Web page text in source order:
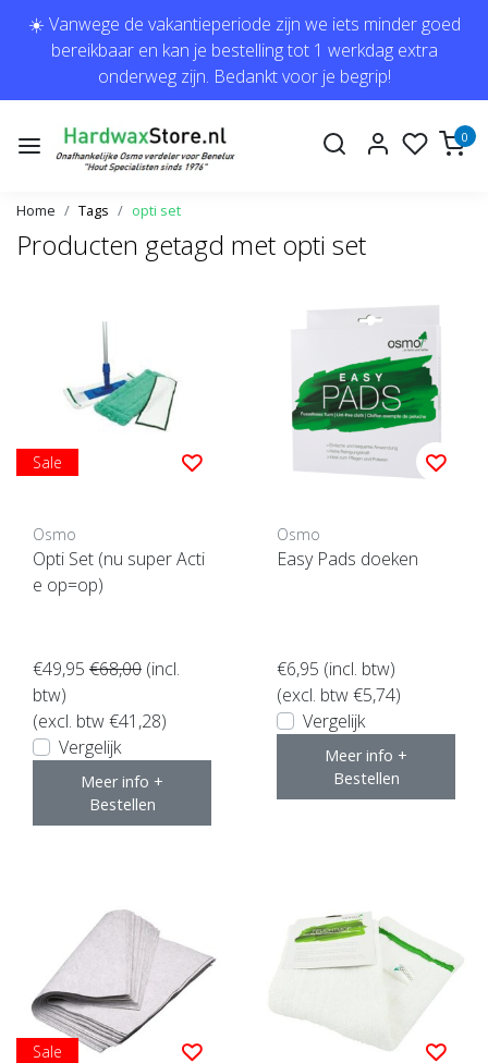
☀️ Vanwege de vakantieperiode zijn we iets minder goed
bereikbaar en kan je bestelling tot 1 werkdag extra
onderweg zijn. Bedankt voor je begrip!
0
Home Tags opti set
Producten getagd met opti set
Sale
Osmo
Opti Set (nu super Acti
e op=op)
€49,95 €68,00 (incl.
btw)
(excl. btw €41,28)
Vergelijk
Meer info +
Bestellen
Osmo
Easy Pads doeken
€6,95 (incl. btw)
(excl. btw €5,74)
Vergelijk
Meer info +
Bestellen
Sale